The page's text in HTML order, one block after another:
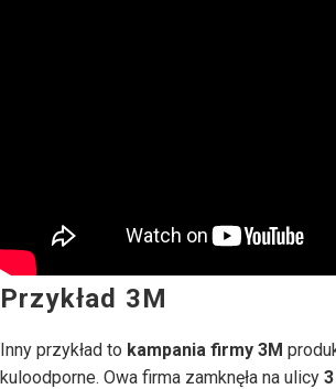
Przykład 3M
Inny przykład to kampania firmy 3M
kuloodporne. Owa firma zamknęła na ulicy